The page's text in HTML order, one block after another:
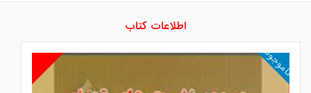
اطلاعات کتاب
ناموجود